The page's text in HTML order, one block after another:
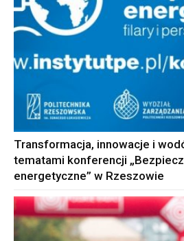
Transformacja, innowacje i
tematami konferencji
energetyczne” w Rzeszowie